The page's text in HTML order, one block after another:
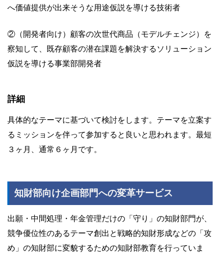
へ価値提供が出来そうな用途仮説を導ける技術者
②（開発者向け）顧客の次世代商品（モデルチェンジ）を
察知して、既存顧客の潜在課題を解決するソリューション
仮説を導ける事業部開発者
詳細
具体的なテーマに基づいて検討をします。テーマを立案す
るミッションを伴って参加すると良いと思われます。最短
３ヶ月、通常６ヶ月です。
知財部向け企画部門への変革サービス
出願・中間処理・年金管理だけの「守り」の知財部門が、
競争優位性のあるテーマ創出と戦略的知財形成などの「攻
め」の知財部に変貌するための知財部教育を行っていま